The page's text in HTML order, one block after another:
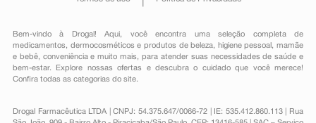
Bem-vindo à Drogal! Aqui, você encontra uma seleção completa de
medicamentos , dermocosméticos e produtos de beleza, higiene pessoal ,mamãe
e bebê, conveniênciae muito mais, para atender suas necessidades de saúde e
bem-estar. Explore nossas ofertas e descubra o cuidado que você merece!
Confira todas as categorias do site.
Drogal Farmacêutica LTDA | CNPJ: 54.375.647/0066-72 | IE: 535.412.860.113 | Rua